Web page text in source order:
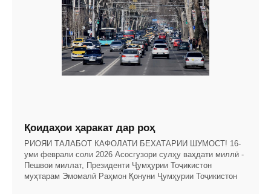
Қоидаҳои ҳаракат дар роҳ
РИОЯИ ТАЛАБОТ КАФОЛАТИ БЕХАТАРИИ ШУМОСТ! 16-
уми феврали соли 2026 Асосгузори сулҳу ваҳдати миллӣ -
Пешвои миллат, Президенти Ҷумҳурии Тоҷикистон
муҳтарам Эмомалӣ Раҳмон Қонуни Ҷумҳурии Тоҷикистон